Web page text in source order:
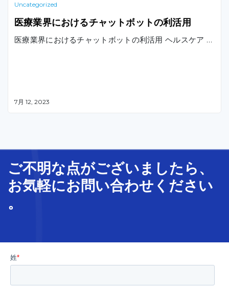
Uncategorized
医療業界におけるチャットボットの利活用
医療業界におけるチャットボットの利活用 ヘルスケア …
7月 12, 2023
ご不明な点がございましたら、
お気軽にお問い合わせ ください
。